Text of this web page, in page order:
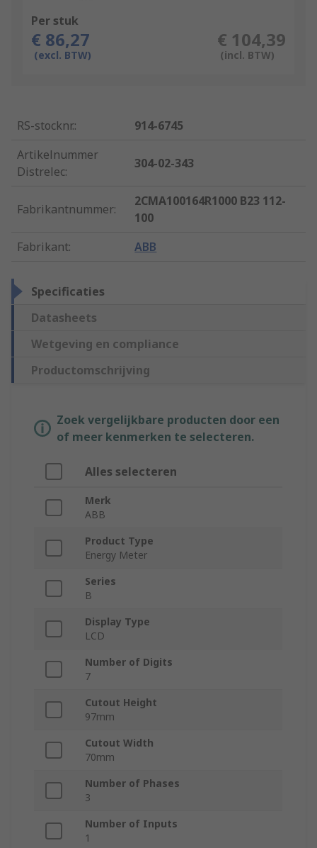
Per stuk
€ 86,27
(excl. BTW)
€ 104,39
(incl. BTW)
RS-stocknr.:
914-6745
Artikelnummer
Distrelec:
304-02-343
Fabrikantnummer:
2CMA100164R1000 B23 112-
100
Fabrikant: ABB
Specificaties
Datasheets
Wetgeving en compliance
Productomschrijving
Zoek vergelijkbare producten door een
of meer kenmerken te selecteren.
Alles selecteren
Merk
ABB
Product Type
Energy Meter
Series
B
Display Type
LCD
Number of Digits
7
Cutout Height
97mm
Cutout Width
70mm
Number of Phases
3
Number of Inputs
1